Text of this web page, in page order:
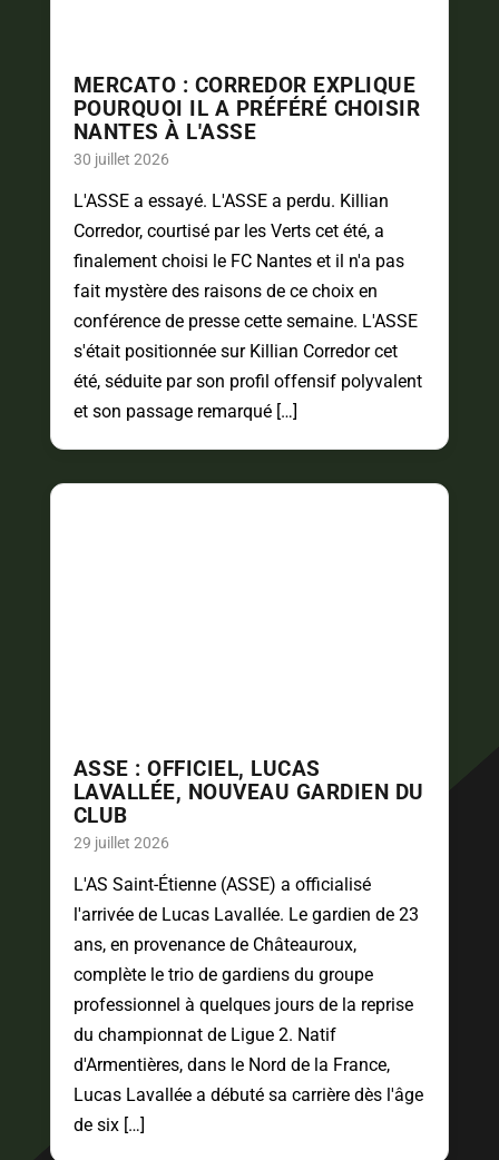
MERCATO : CORREDOR EXPLIQUE
POURQUOI IL A PRÉFÉRÉ CHOISIR
NANTES À L'ASSE
30 juillet 2026
L'ASSE a essayé. L'ASSE a perdu. Killian
Corredor, courtisé par les Verts cet été, a
finalement choisi le FC Nantes et il n'a pas
fait mystère des raisons de ce choix en
conférence de presse cette semaine. L'ASSE
s'était positionnée sur Killian Corredor cet
été, séduite par son profil offensif polyvalent
et son passage remarqué […]
ASSE : OFFICIEL, LUCAS
LAVALLÉE, NOUVEAU GARDIEN DU
CLUB
29 juillet 2026
L'AS Saint-Étienne (ASSE) a officialisé
l'arrivée de Lucas Lavallée. Le gardien de 23
ans, en provenance de Châteauroux,
complète le trio de gardiens du groupe
professionnel à quelques jours de la reprise
du championnat de Ligue 2. Natif
d'Armentières, dans le Nord de la France,
Lucas Lavallée a débuté sa carrière dès l'âge
de six […]